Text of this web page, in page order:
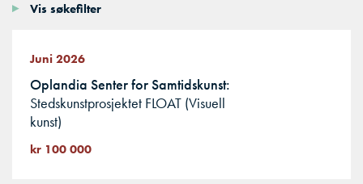
Vis søkefilter
Juni 2026
Oplandia Senter for Samtidskunst
Stedskunstprosjektet FLOAT (Visuell
kunst)
kr 100 000